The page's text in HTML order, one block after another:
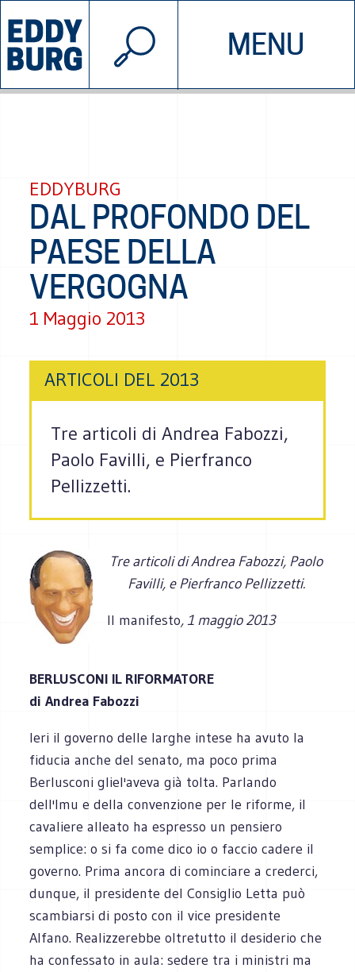
MENU
INIZIATIVE CHI SIAMO
© 2026 EDDYBURG
EDDYBURG
DAL PROFONDO DEL
PAESE DELLA
VERGOGNA
1 Maggio 2013
ARTICOLI DEL 2013
Tre articoli di Andrea Fabozzi,
Paolo Favilli, e Pierfranco
Pellizzetti.
Tre articoli di Andrea Fabozzi, Paolo
Favilli, e Pierfranco Pellizzetti.
Il manifesto, 1 maggio 2013
BERLUSCONI IL RIFORMATORE
di Andrea Fabozzi
Ieri il governo delle larghe intese ha avuto la
fiducia anche del senato, ma poco prima
Berlusconi gliel'aveva già tolta. Parlando
dell'Imu e della convenzione per le riforme, il
cavaliere alleato ha espresso un pensiero
semplice: o si fa come dico io o faccio cadere il
governo. Prima ancora di cominciare a crederci,
dunque, il presidente del Consiglio Letta può
scambiarsi di posto con il vice presidente
Alfano. Realizzerebbe oltretutto il desiderio che
ha confessato in aula: sedere tra i ministri ma